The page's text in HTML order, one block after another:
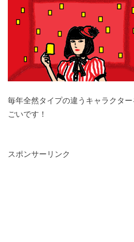
毎年全然タイプの違うキャラクタ
ごいです！
スポンサーリンク